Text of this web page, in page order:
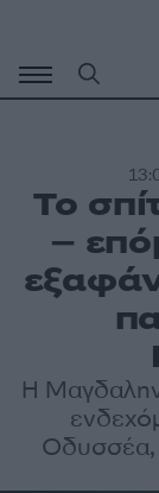
περιεχόμενο
Το
–
Η
Οδυσσέα,